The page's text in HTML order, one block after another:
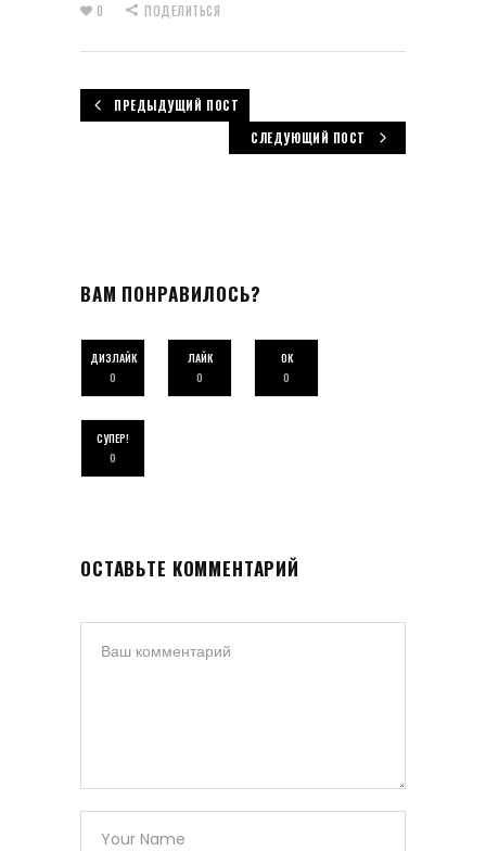
0 ПОДЕЛИТЬСЯ
ПРЕДЫДУЩИЙ ПОСТ
СЛЕДУЮЩИЙ ПОСТ
ВАМ ПОНРАВИЛОСЬ?
ДИЗЛАЙК
0
ЛАЙК
0
ОК
0
СУПЕР!
0
ОСТАВЬТЕ КОММЕНТАРИЙ